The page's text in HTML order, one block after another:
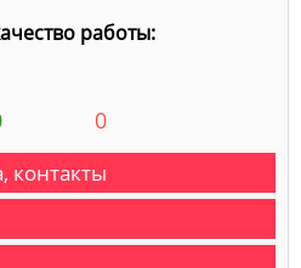
работы:
0
контакты